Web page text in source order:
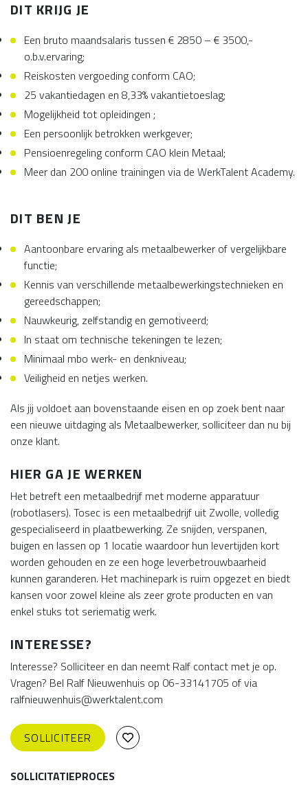
DIT KRIJG JE
Een bruto maandsalaris tussen € 2850 – € 3500,-
o.b.v.ervaring;
Reiskosten vergoeding conform CAO;
25 vakantiedagen en 8,33% vakantietoeslag;
Mogelijkheid tot opleidingen ;
Een persoonlijk betrokken werkgever;
Pensioenregeling conform CAO klein Metaal;
Meer dan 200 online trainingen via de WerkTalent Academy.
DIT BEN JE
Aantoonbare ervaring als metaalbewerker of vergelijkbare
functie;
Kennis van verschillende metaalbewerkingstechnieken en
gereedschappen;
Nauwkeurig, zelfstandig en gemotiveerd;
In staat om technische tekeningen te lezen;
Minimaal mbo werk- en denkniveau;
Veiligheid en netjes werken.
Als jij voldoet aan bovenstaande eisen en op zoek bent naar
een nieuwe uitdaging als Metaalbewerker, solliciteer dan nu bij
onze klant.
HIER GA JE WERKEN
Het betreft een metaalbedrijf met moderne apparatuur
(robotlasers). Tosec is een metaalbedrijf uit Zwolle, volledig
gespecialiseerd in plaatbewerking. Ze snijden, verspanen,
buigen en lassen op 1 locatie waardoor hun levertijden kort
worden gehouden en ze een hoge leverbetrouwbaarheid
kunnen garanderen. Het machinepark is ruim opgezet en biedt
kansen voor zowel kleine als zeer grote producten en van
enkel stuks tot seriematig werk.
INTERESSE?
Interesse? Solliciteer en dan neemt Ralf contact met je op.
Vragen? Bel Ralf Nieuwenhuis op 06-33141705 of via
ralfnieuwenhuis@werktalent.com
SOLLICITEER
SOLLICITATIEPROCES